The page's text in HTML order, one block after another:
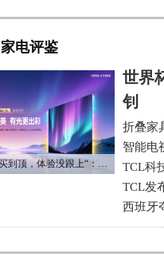
家电评鉴
“参数买到顶，体验没跟上“：长虹追光Q70S给高端电视打了个样
世界
钊
折叠家
智能电
TCL科
TCL发
西班牙